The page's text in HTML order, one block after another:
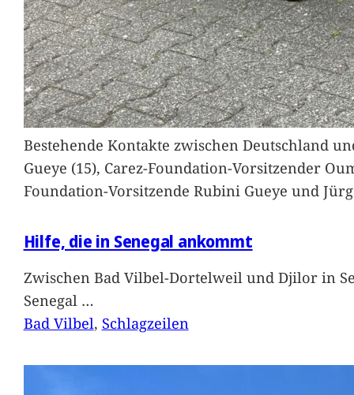
Bestehende Kontakte zwischen Deutschland
Gueye (15), Carez-Foundation-Vorsitzender
Foundation-Vorsitzende Rubini Gueye und
Hilfe, die in Senegal ankommt
Zwischen Bad Vilbel-Dortelweil und Djilor in
Senegal …
Bad Vilbel, Schlagzeilen